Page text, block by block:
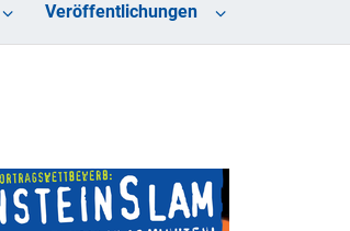
Veröffentlichungen